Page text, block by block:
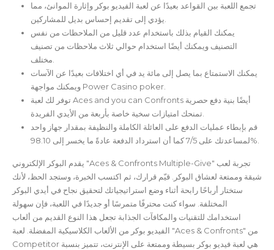
تجمع اللعبة بين القواعد بعيدًا عن لعبة الفيديو بوكر وإثارة الموانئ، مما
يؤدي إلى تقديم إحساس بديل للمشاركين.
يمكنك القيام بذلك باستخدام عدد قليل من الملاحظات من نفس
التصنيف ويمكنك أيضًا استخدام حوالي ثلاث ملاحظات من تصنيف
مختلف.
يمكنك الاستمتاع بما يصل إلى مائة يد في أي اختلافات بعيدًا عن الآسات
ويمكنك مواجهة Power Casino poker.
توفر لك لعبة Aces and you can Confronts أيضًا بنية دفع حصرية
تمنحك امتيازات سخية خاصة بأربعة من الأيدي الفريدة.
قم بإبطاء عمليات الدفع على العائلة الكاملة والنظيفة بمقدار جهاز واحد
لمساعدتك على 7/5 كما أن استرداد الدفعة عادةً ما يخسر إلى 98.10%.
يقدم البوكر الإلكتروني "Aces & Confronts Multiple-Give" تجربة لعب
شيقة وممتعة لعشاق البوكر. قيّم قرارك، ثم اكتسب الخبرة، وستجد الحظ، لأنك
ستختار أرباحًا رابحة أثناء وضع استراتيجياتك لتحقيق نجاح في أيدي البوكر
المختلفة. سواء كنت محترفًا متمرسًا أو جديدًا في اللعبة، فإن سهولة
استخدامك للتقنيات والمكافآت الجذابة تجعل هذا النوع القديم من ألعاب
الفيديو بوكر من الألعاب الكلاسيكية المفضلة. لعبة "Aces & Confronts" من
Competitor هي لعبة فيديو بوكر بسيطة وممتعة على الإنترنت، تتميز بنسبة